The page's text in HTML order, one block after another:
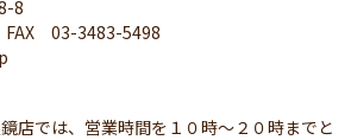
8
03-3483-5498
店では、営業時間を１０時～２０時までと